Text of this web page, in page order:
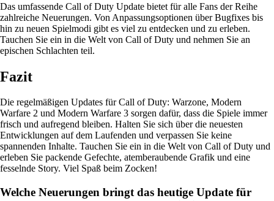
Das umfassende Call of Duty Update bietet für alle Fans der Reihe
zahlreiche Neuerungen. Von Anpassungsoptionen über Bugfixes bis
hin zu neuen Spielmodi gibt es viel zu entdecken und zu erleben.
Tauchen Sie ein in die Welt von Call of Duty und nehmen Sie an
epischen Schlachten teil.
Fazit
Die regelmäßigen Updates für Call of Duty: Warzone, Modern
Warfare 2 und Modern Warfare 3 sorgen dafür, dass die Spiele immer
frisch und aufregend bleiben. Halten Sie sich über die neuesten
Entwicklungen auf dem Laufenden und verpassen Sie keine
spannenden Inhalte. Tauchen Sie ein in die Welt von Call of Duty und
erleben Sie packende Gefechte, atemberaubende Grafik und eine
fesselnde Story. Viel Spaß beim Zocken!
Welche Neuerungen bringt das heutige Update für